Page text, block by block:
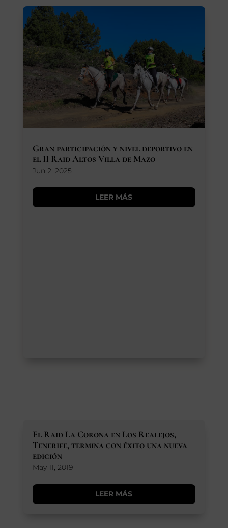
Gran participación y nivel deportivo en
el II Raid Altos Villa de Mazo
Jun 2, 2025
LEER MÁS
El Raid La Corona en Los Realejos,
Tenerife, termina con éxito una nueva
edición
May 11, 2019
LEER MÁS